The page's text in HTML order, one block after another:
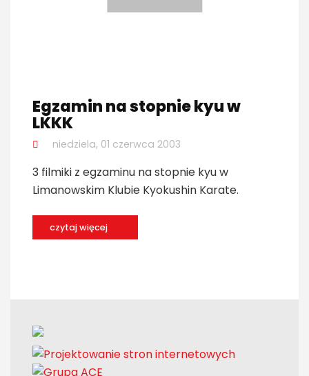
Egzamin na stopnie kyu w
LKKK
niedziela, 01 czerwca 2003
3 filmiki z egzaminu na stopnie kyu w
Limanowskim Klubie Kyokushin Karate.
czytaj więcej